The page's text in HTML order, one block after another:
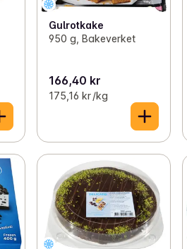
Gulrotkake
950 g, Bakeverket
166,40 kr
175,16 kr /kg